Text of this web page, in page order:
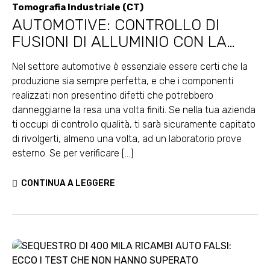
Tomografia Industriale (CT)
AUTOMOTIVE: CONTROLLO DI
FUSIONI DI ALLUMINIO CON LA
TOMOGRAFIA INDUSTRIALE
Nel settore automotive è essenziale essere certi che la
produzione sia sempre perfetta, e che i componenti
realizzati non presentino difetti che potrebbero
danneggiarne la resa una volta finiti. Se nella tua azienda
ti occupi di controllo qualità, ti sarà sicuramente capitato
di rivolgerti, almeno una volta, ad un laboratorio prove
esterno. Se per verificare [...]
CONTINUA A LEGGERE